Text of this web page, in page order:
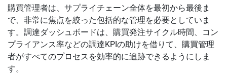
購買管理者は、サプライチェーン全体を最初から最後ま
で、非常に焦点を絞った包括的な管理を必要としていま
す。調達ダッシュボードは、購買発注サイクル時間、コン
プライアンス率などの調達KPIの助けを借りて、購買管理
者がすべてのプロセスを効率的に追跡できるようにしま
す。